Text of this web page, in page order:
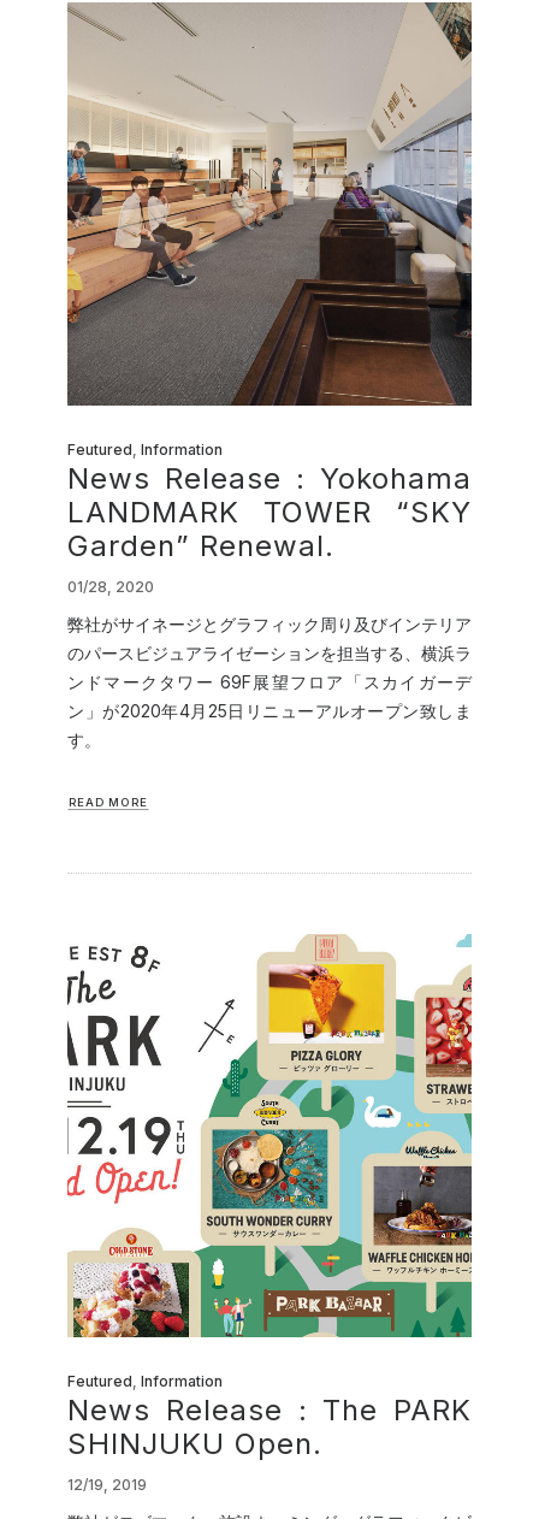
Feutured, Information
News Release : Yokohama
LANDMARK TOWER “SKY
Garden” Renewal.
01/28, 2020
弊社がサイネージとグラフィック周り及びインテリア
のパースビジュアライゼーションを担当する、横浜ラ
ンドマークタワー 69F展望フロア「スカイガーデ
ン」が2020年4月25日リニューアルオープン致しま
す。
READ MORE
Feutured, Information
News Release : The PARK
SHINJUKU Open.
12/19, 2019